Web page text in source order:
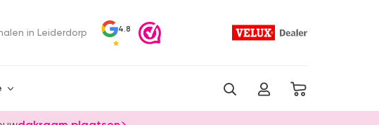
in Leiderdorp 4.8